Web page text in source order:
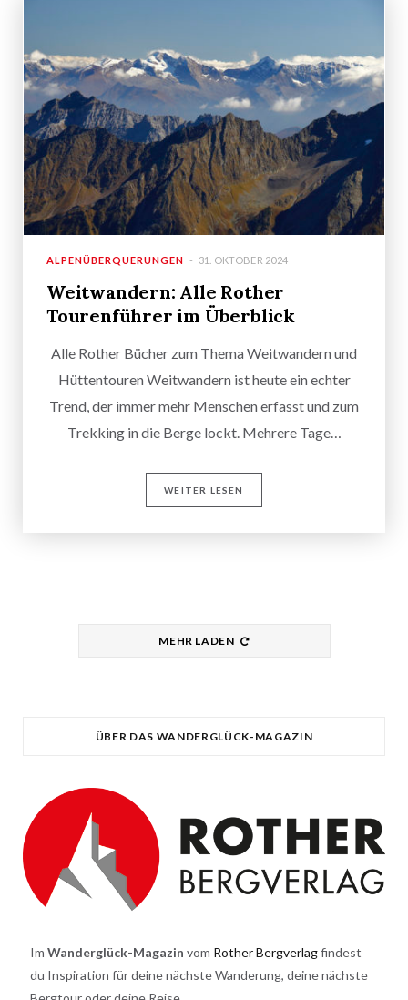
ALPENÜBERQUERUNGEN 31. OKTOBER 2024
Weitwandern: Alle Rother
Tourenführer im Überblick
Alle Rother Bücher zum Thema Weitwandern und
Hüttentouren Weitwandern ist heute ein echter
Trend, der immer mehr Menschen erfasst und zum
Trekking in die Berge lockt. Mehrere Tage…
WEITER LESEN
MEHR LADEN
ÜBER DAS WANDERGLÜCK-MAGAZIN
Im Wanderglück-Magazin vom Rother Bergverlagfindest
du Inspiration für deine nächste Wanderung, deine nächste